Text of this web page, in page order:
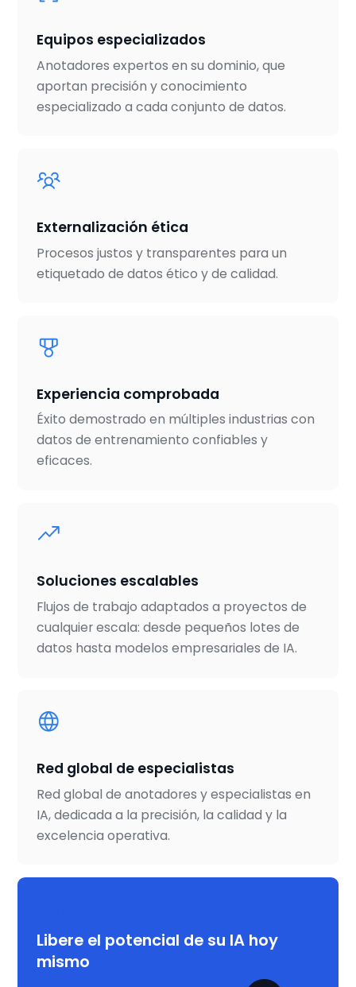
Equipos especializados
Anotadores expertos en su dominio, que
aportan precisión y conocimiento
especializado a cada conjunto de datos.
Externalización ética
Procesos justos y transparentes para un
etiquetado de datos ético y de calidad.
Experiencia comprobada
Éxito demostrado en múltiples industrias con
datos de entrenamiento confiables y
eficaces.
Soluciones escalables
Flujos de trabajo adaptados a proyectos de
cualquier escala: desde pequeños lotes de
datos hasta modelos empresariales de IA.
Red global de especialistas
Red global de anotadores y especialistas en
IA, dedicada a la precisión, la calidad y la
excelencia operativa.
Libere el potencial de su IA hoy
mismo